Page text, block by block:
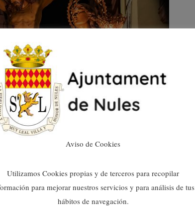
Aviso de Cookies
Utilizamos Cookies propias y de terceros para recopilar
para mejorar nuestros servicios y para análisis de tus
hábitos de navegación.